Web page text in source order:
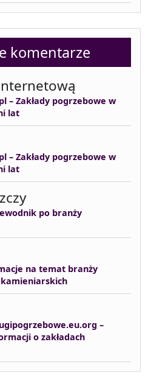
komentarze
– Zakłady pogrzebowe w
lat
– Zakłady pogrzebowe w
lat
po branży
na temat branży
–
o zakładach